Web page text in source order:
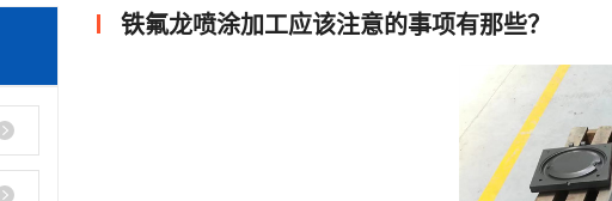
铁氟龙喷涂加工应该注意的事项有那些？